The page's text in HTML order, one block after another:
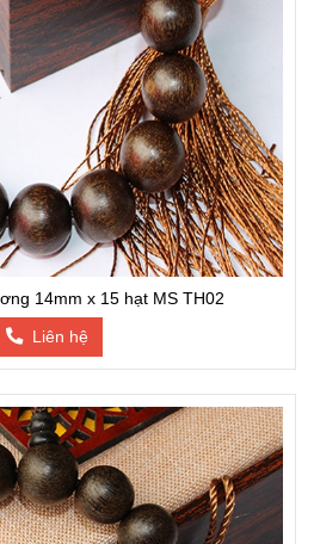
14mm x 15 hạt MS TH02
Liên hệ